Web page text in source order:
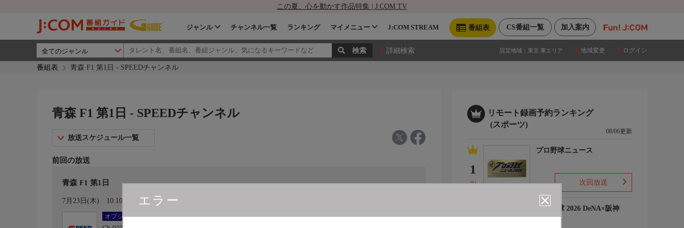
この夏、心を動かす作品特集 | J:COM TV
加入案内
CS番組一覧
番組表
ジャンル チャンネル一覧 ランキング マイメニュー J:COM STREAM
詳細検索 設定地域： 東京 東エリア 地域変更 ログイン
番組表 青森 F1 第1日 - SPEEDチャンネル
エラー
青森 F1 第1日 - SPEEDチャンネル
放送スケジュール一覧
前回の放送
青森 F1 第1日
7月23日(木) 10:10〜14:45 カレンダー登録
オプション
リモート録画予約ランキング
(スポーツ)
08/06更新
1
(1)
プロ野球ニュース
次回放送
プロ野球 2026 DeNA×阪神